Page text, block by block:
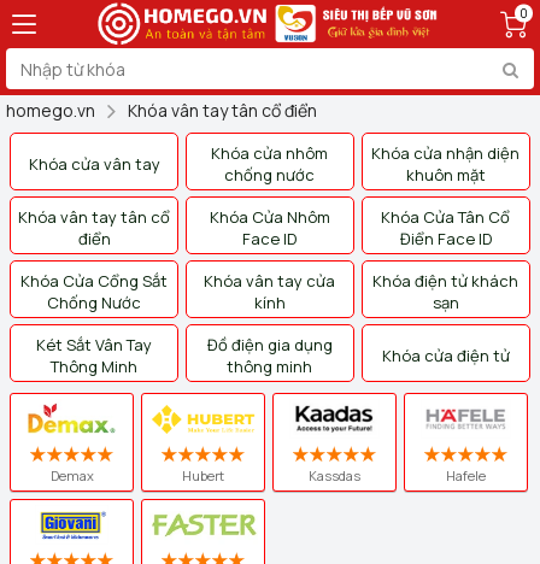
0
homego.vn Khóa vân tay tân cổ điển
Khóa cửa vân tay
Khóa cửa nhôm
chống nước
Khóa cửa nhận diện
khuôn mặt
Khóa vân tay tân cổ
điển
Khóa Cửa Nhôm
Face ID
Khóa Cửa Tân Cổ
Điển Face ID
Khóa Cửa Cổng Sắt
Chống Nước
Khóa vân tay cửa
kính
Khóa điện tử khách
sạn
Két Sắt Vân Tay
Thông Minh
Đồ điện gia dụng
thông minh
Khóa cửa điện tử
Demax Hubert Kassdas Hafele